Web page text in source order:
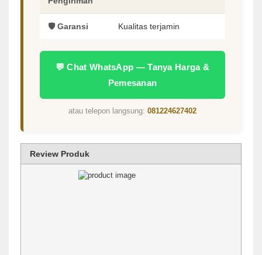
🛡️ Garansi Kualitas terjamin
💬 Chat WhatsApp — Tanya Harga &
Pemesanan
atau telepon langsung: 081224627402
Review Produk